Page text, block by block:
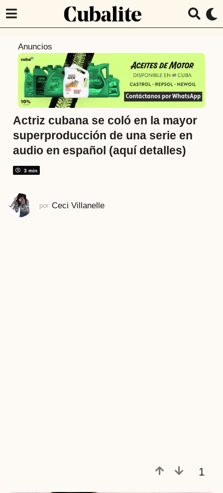
m
a
r
á
s
m
e
Anuncios
Actriz cubana se coló en la mayor
superproducción de una serie en
audio en español (aquí detalles)
3 min
por Ceci Villanelle
1